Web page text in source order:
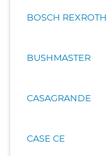
BOSCH REXROTH
BUSHMASTER
CASAGRANDE
CASE CE